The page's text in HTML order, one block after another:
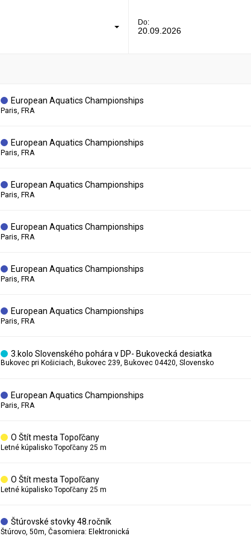
Do:
20.09.2026
European Aquatics Championships
Paris, FRA
European Aquatics Championships
Paris, FRA
European Aquatics Championships
Paris, FRA
European Aquatics Championships
Paris, FRA
European Aquatics Championships
Paris, FRA
European Aquatics Championships
Paris, FRA
3.kolo Slovenského pohára v DP- Bukovecká desiatka
Bukovec pri Košiciach, Bukovec 239, Bukovec 04420, Slovensko
European Aquatics Championships
Paris, FRA
O Štít mesta Topoľčany
Letné kúpalisko Topoľčany 25 m
O Štít mesta Topoľčany
Letné kúpalisko Topoľčany 25 m
Štúrovské stovky 48.ročník
Štúrovo, 50m, Časomiera: Elektronická